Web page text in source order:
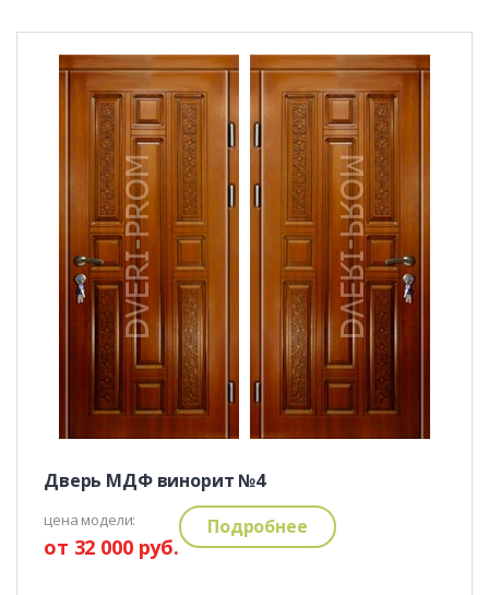
Дверь МДФ винорит №4
цена модели:
от 32 000 руб.
Подробнее